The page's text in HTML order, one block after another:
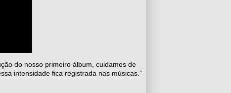
do nosso primeiro álbum, cuidamos de
intensidade fica registrada nas músicas.”